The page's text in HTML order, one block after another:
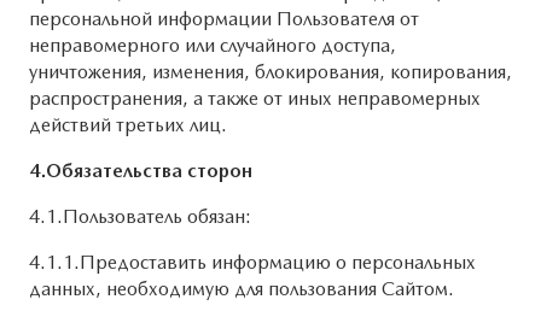
персональной информации Пользователя от
неправомерного или случайного доступа,
уничтожения, изменения, блокирования, копирования,
распространения, а также от иных неправомерных
действий третьих лиц.
4.Обязательства сторон
4.1.Пользователь обязан:
4.1.1.Предоставить информацию о персональных
данных, необходимую для пользования Сайтом.